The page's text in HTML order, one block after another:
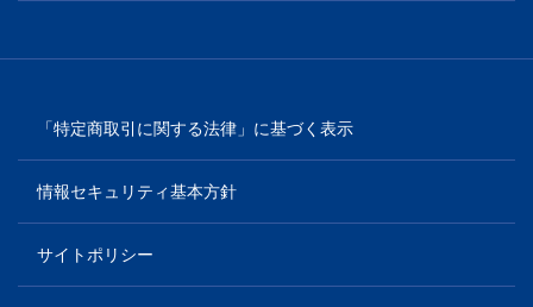
「特定商取引に関する法律」に基づく表示
情報セキュリティ基本方針
サイトポリシー